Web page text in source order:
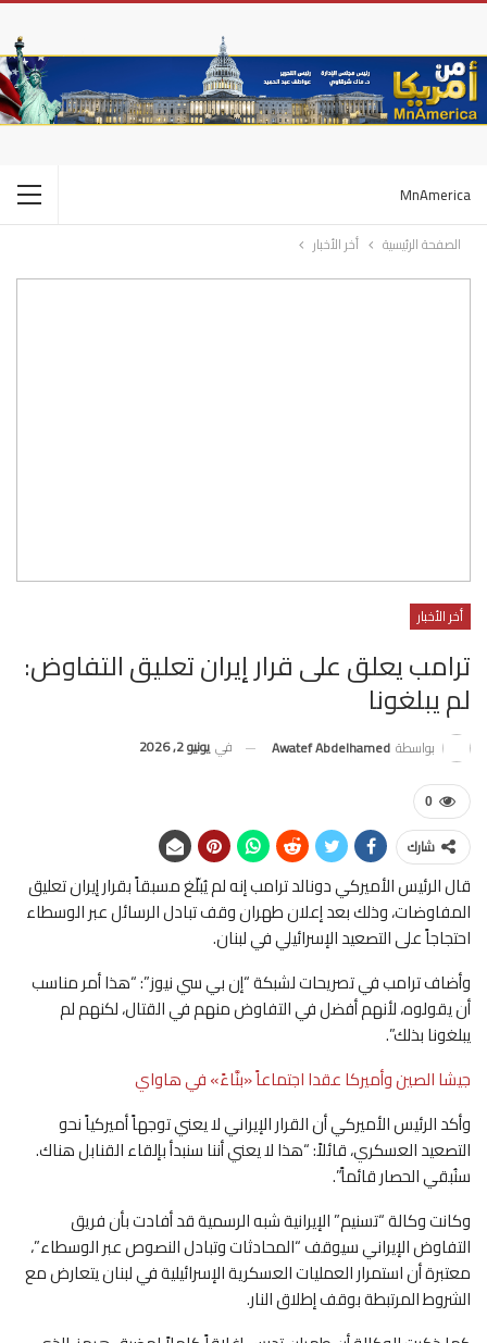
MnAmerica
الصفحة الرئيسية أخر الأخبار
أخر الأخبار
ترامب يعلق على قرار إيران تعليق التفاوض:
لم يبلغونا
بواسطة Awatef Abdelhamed في يونيو 2, 2026
0
شارك
قال الرئيس الأميركي دونالد ترامب إنه لم يُبلّغ مسبقاً بقرار إيران تعليق
المفاوضات، وذلك بعد إعلان طهران وقف تبادل الرسائل عبر الوسطاء
احتجاجاً على التصعيد الإسرائيلي في لبنان.
وأضاف ترامب في تصريحات لشبكة “إن بي سي نيوز”: “هذا أمر مناسب
أن يقولوه، لأنهم أفضل في التفاوض منهم في القتال، لكنهم لم
يبلغونا بذلك”.
جيشا الصين وأميركا عقدا اجتماعاً «بنَّاءً» في هاواي
وأكد الرئيس الأميركي أن القرار الإيراني لا يعني توجهاً أميركياً نحو
التصعيد العسكري، قائلاً: “هذا لا يعني أننا سنبدأ بإلقاء القنابل هناك.
سنُبقي الحصار قائماً”.
وكانت وكالة “تسنيم” الإيرانية شبه الرسمية قد أفادت بأن فريق
التفاوض الإيراني سيوقف “المحادثات وتبادل النصوص عبر الوسطاء”،
معتبرة أن استمرار العمليات العسكرية الإسرائيلية في لبنان يتعارض مع
الشروط المرتبطة بوقف إطلاق النار.